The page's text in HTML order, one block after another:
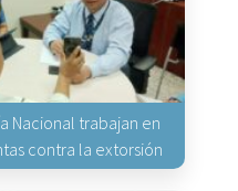
Nacional trabajan en
contra la extorsión